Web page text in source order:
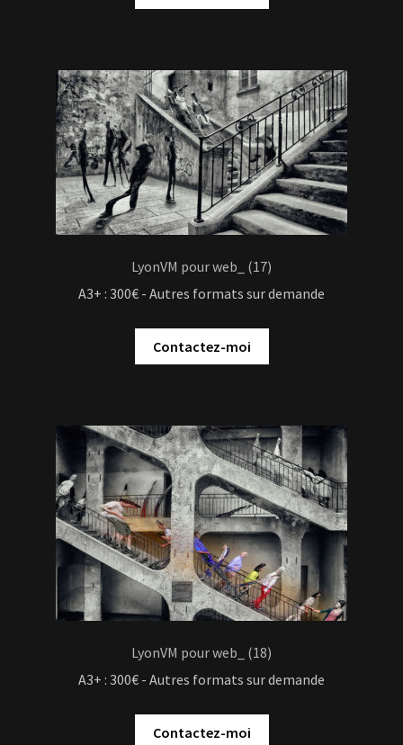
LyonVM pour web_ (17)
A3+ : 300€ - Autres formats sur demande
Contactez-moi
LyonVM pour web_ (18)
A3+ : 300€ - Autres formats sur demande
Contactez-moi